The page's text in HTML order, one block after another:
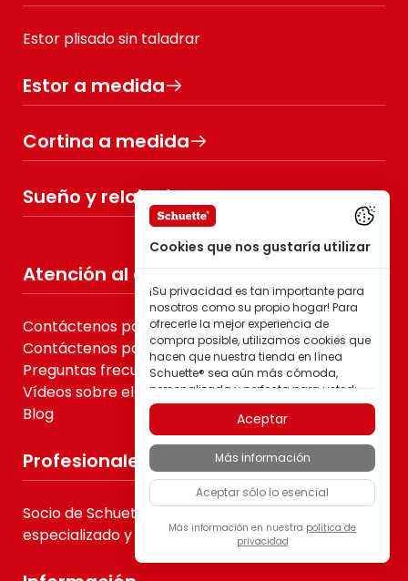
Estor plisado sin taladrar
Estor a medida
Cortina a medida
Sueño y relajacion
Atención al cliente
Contáctenos por mensaje
Contáctenos por correo electrónico
Preguntas frecuentes
Vídeos sobre el montaje de los estores plisados
Blog
Profesionales
Socio de Schuette® para B2B, comercio
especializado y proveedores de servicios
Cookies que nos gustaría utilizar
¡Su privacidad es tan importante para
nosotros como su propio hogar! Para
ofrecerle la mejor experiencia de
compra posible, utilizamos cookies que
hacen que nuestra tienda en línea
Schuette® sea aún más cómoda,
personalizada y perfecta para usted;
todo para que pueda descubrir
productos de la marca Schuette® con
la mejor calidad.
Algunas de estas cookies son
necesarias para que nuestra tienda
Schuette® funcione de forma fiable;
otras nos permiten personalizar los
contenidos y anuncios según sus
intereses, o participar de manera
completamente anónima en el análisis
Aceptar
Más información
Aceptar sólo lo esencial
Más información en nuestra política de
privacidad